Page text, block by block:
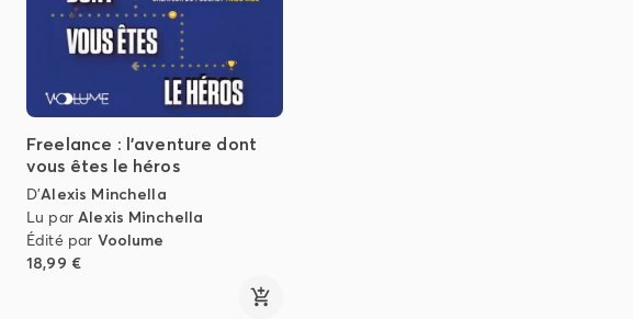
Freelance : l'aventure dont
vous êtes le héros
D'Alexis Minchella
Lu parAlexis Minchella
Édité par Voolume
18,99 €